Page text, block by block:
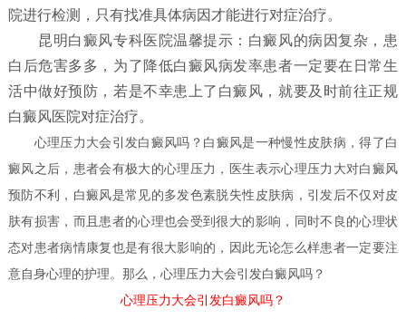
院进行检测，只有找准具体病因才能进行对症治疗。
昆明白癜风专科医院温馨提示：白癜风的病因复杂，患
白后危害多多，为了降低白癜风病发率患者一定要在日常生
活中做好预防，若是不幸患上了白癜风，就要及时前往正规
白癜风医院对症治疗。
心理压力大会引发白癜风吗？ 白癜风是一种慢性皮肤病，得了白
癜风之后，患者会有极大的心理压力，医生表示心理压力大对白癜风
预防不利，白癜风是常见的多发色素脱失性皮肤病，引发后不仅对皮
肤有损害，而且患者的心理也会受到很大的影响，同时不良的心理状
态对患者病情康复也是有很大影响的，因此无论怎么样患者一定要注
意自身心理的护理。那么，心理压力大会引发白癜风吗？
心理压力大会引发白癜风吗？